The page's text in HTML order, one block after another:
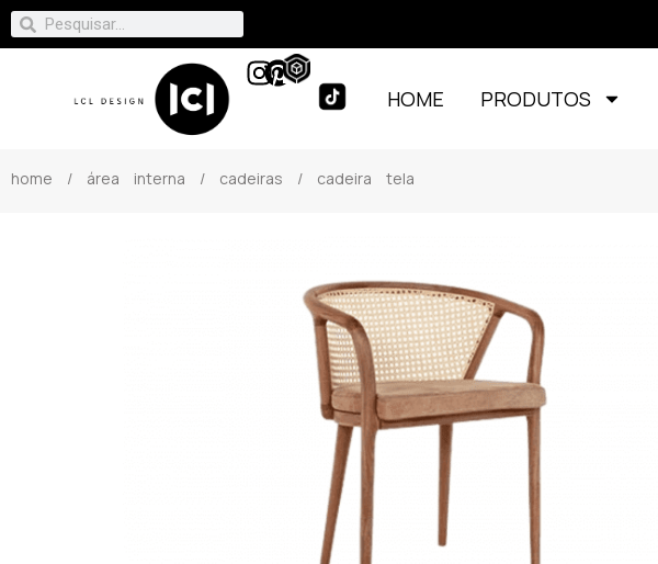
HOME PRODUTOS
home / área interna / cadeiras / cadeira tela